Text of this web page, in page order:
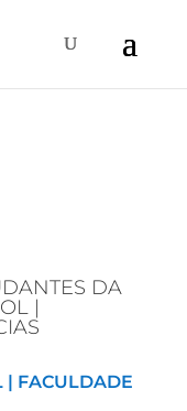
DA
|
| FACULDADE